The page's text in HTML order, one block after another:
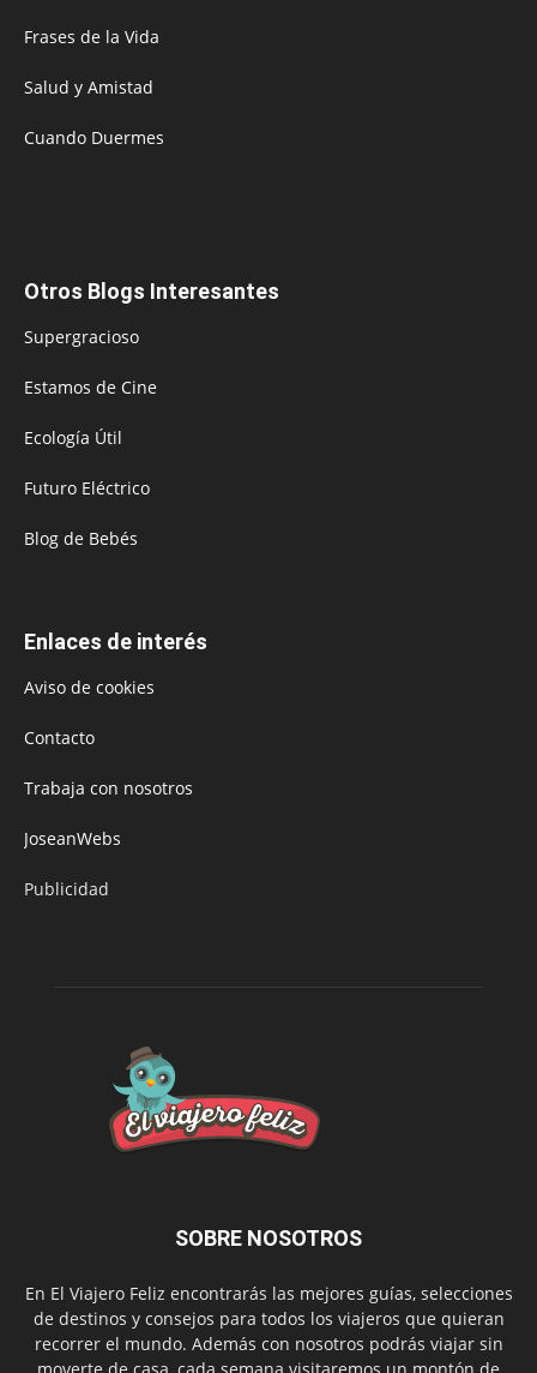
Frases de la Vida
Salud y Amistad
Cuando Duermes
Otros Blogs Interesantes
Supergracioso
Estamos de Cine
Ecología Útil
Futuro Eléctrico
Blog de Bebés
Enlaces de interés
Aviso de cookies
Contacto
Trabaja con nosotros
JoseanWebs
Publicidad
SOBRE NOSOTROS
En El Viajero Feliz encontrarás las mejores guías, selecciones
de destinos y consejos para todos los viajeros que quieran
recorrer el mundo. Además con nosotros podrás viajar sin